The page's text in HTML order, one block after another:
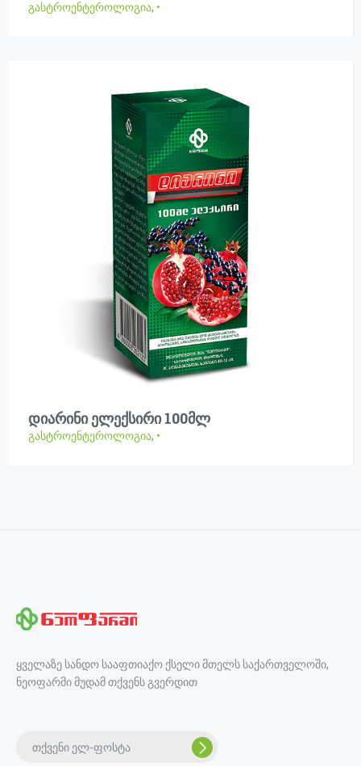
გასტროენტეროლოგია, •
დიარინი ელექსირი 100მლ
გასტროენტეროლოგია, •
ყველაზე სანდო სააფთიაქო ქსელი მთელს საქართველოში,
ნეოფარმი მუდამ თქვენს გვერდით